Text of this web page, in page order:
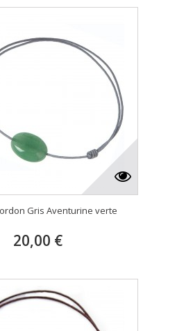
Gris Aventurine verte
20,00 €